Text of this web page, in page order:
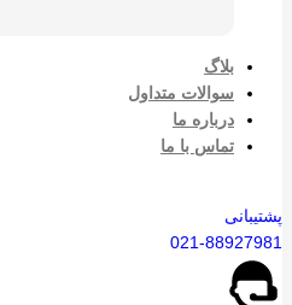
بلاگ
سوالات متداول
درباره ما
تماس با ما
پشتیبانی
021-88927981